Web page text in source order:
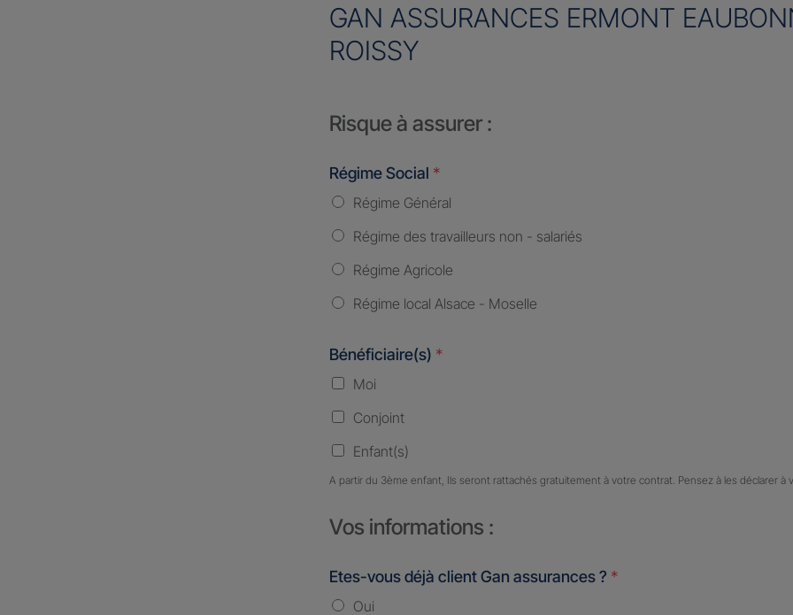
GAN ASSURANCES ERMONT
ROISSY
Risque à assurer :
Régime Social *
Régime Général
Régime des travailleurs non - salariés
Régime Agricole
Régime local Alsace - Moselle
Bénéficiaire(s) *
Moi
Conjoint
Enfant(s)
A partir du 3ème enfant, Ils seront rattachés gratuitement à votre contrat. Pensez à les déclarer à
Vos informations :
Etes-vous déjà client Gan assurances ? *
Oui